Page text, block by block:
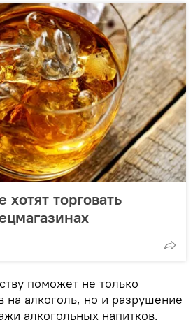
торговать
поможет не только
на алкоголь, но и разрушение
алкогольных напитков.